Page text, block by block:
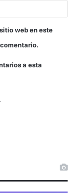
web en este
a esta